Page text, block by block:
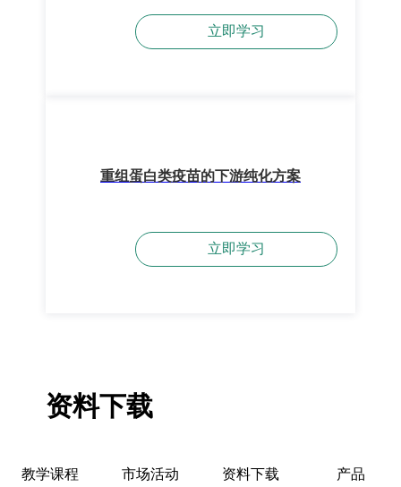
立即学习
重组蛋白类疫苗的下游纯化方案
立即学习
资料下载
教学课程 市场活动 资料下载 产品